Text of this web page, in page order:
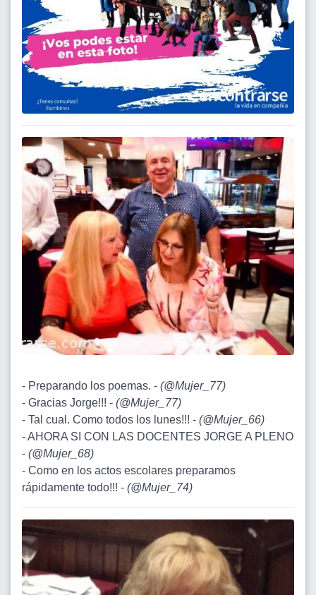
- Preparando los poemas. - (@Mujer_77)
- Gracias Jorge!!! - (@Mujer_77)
- Tal cual. Como todos los lunes!!! - (@Mujer_66)
- AHORA SI CON LAS DOCENTES JORGE A PLENO
- (@Mujer_68)
- Como en los actos escolares preparamos
rápidamente todo!!! - (@Mujer_74)